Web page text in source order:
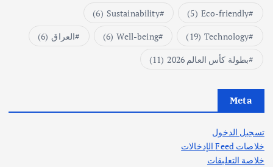
Eco-friendly
(5)
Sustainability
(6)
Technology
(19)
Well-being
(6) العراق (6)
بطولة كأس العالم 2026
(11)
Meta
تسجيل الدخول
خلاصات Feed الإدخالات
خلاصة التعليقات